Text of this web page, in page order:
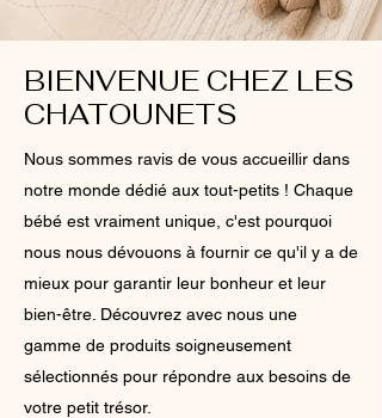
BIENVENUE CHEZ LES
CHATOUNETS
Nous sommes ravis de vous accueillir dans
notre monde dédié aux tout-petits ! Chaque
bébé est vraiment unique, c'est pourquoi
nous nous dévouons à fournir ce qu'il y a de
mieux pour garantir leur bonheur et leur
bien-être. Découvrez avec nous une
gamme de produits soigneusement
sélectionnés pour répondre aux besoins de
votre petit trésor.